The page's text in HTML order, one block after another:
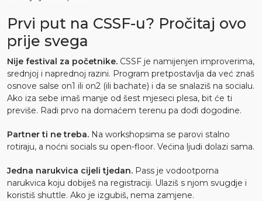
Prvi put na CSSF-u? Pročitaj ovo
prije svega
Nije festival za početnike. CSSF je namijenjen improverima,
srednjoj i naprednoj razini. Program pretpostavlja da već znaš
osnove salse on1 ili on2 (ili bachate) i da se snalaziš na socialu.
Ako iza sebe imaš manje od šest mjeseci plesa, bit će ti
previše. Radi prvo na domaćem terenu pa dođi dogodine.
Partner ti ne treba. Na workshopsima se parovi stalno
rotiraju, a noćni socials su open-floor. Većina ljudi dolazi sama.
Jedna narukvica cijeli tjedan. Pass je vodootporna
narukvica koju dobiješ na registraciji. Ulaziš s njom svugdje i
koristiš shuttle. Ako je izgubiš, nema zamjene.